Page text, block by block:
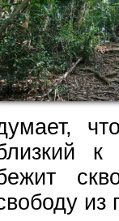
из